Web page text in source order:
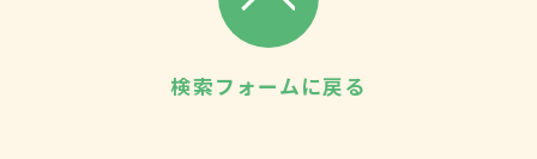
検索フォームに戻る